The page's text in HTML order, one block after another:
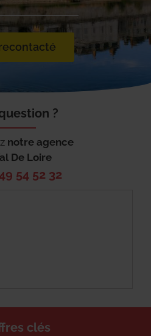
?
notre agence
De Loire
54 52 32
clés